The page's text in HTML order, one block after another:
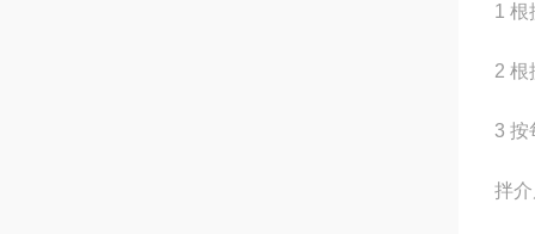
1 根
2 根
3 按
拌